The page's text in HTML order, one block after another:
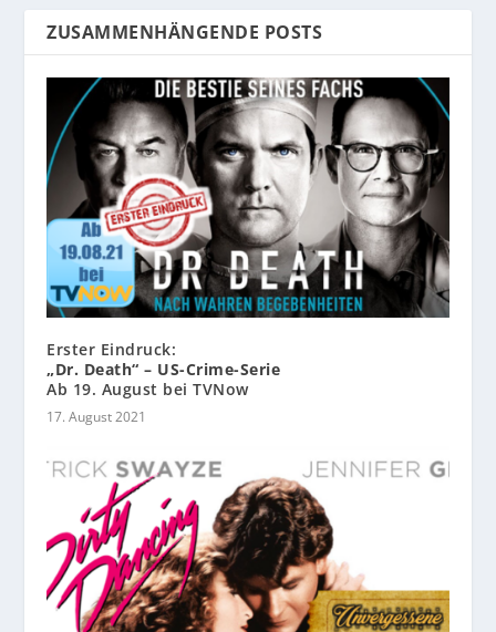
ZUSAMMENHÄNGENDE POSTS
Erster Eindruck:
„Dr. Death“ – US-Crime-Serie
Ab 19. August bei TVNow
17. August 2021